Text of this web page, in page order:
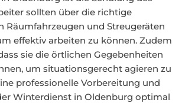
sollten über die richtige
Räumfahrzeugen und Streugeräten
effektiv arbeiten zu können. Zudem
sie die örtlichen Gegebenheiten
um situationsgerecht agieren zu
professionelle Vorbereitung und
Winterdienst in Oldenburg optimal